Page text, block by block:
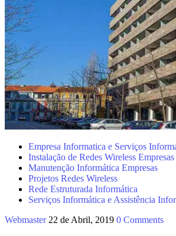
Empresa Informatica e Serviços
Instalação de Redes Wireless Empresas
Manutenção Informática Empresas
Projetos Redes Wireless
Rede Estruturada Informática
Serviços Informática e Assistência
Webmaster 22 de Abril, 2019 0 Comments